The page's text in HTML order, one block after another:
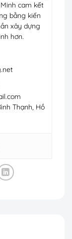
cam kết
bằng kiến
xây dựng
hơn.
Thạnh, Hồ